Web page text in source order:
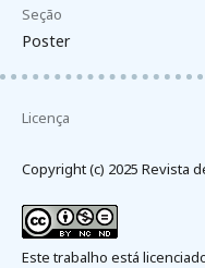
Seção
Poster
Licença
Copyright (c) 2025 Revista
Este trabalho está